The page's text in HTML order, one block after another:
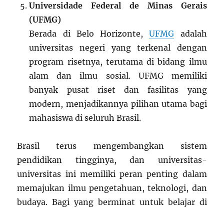
Universidade Federal de Minas Gerais
(UFMG)
Berada di Belo Horizonte,UFMG adalah
universitas negeri yang terkenal dengan
program risetnya, terutama di bidang ilmu
alam dan ilmu sosial. UFMG memiliki
banyak pusat riset dan fasilitas yang
modern, menjadikannya pilihan utama bagi
mahasiswa di seluruh Brasil.
Brasil terus mengembangkan sistem
pendidikan tingginya, dan universitas-
universitas ini memiliki peran penting dalam
memajukan ilmu pengetahuan, teknologi, dan
budaya. Bagi yang berminat untuk belajar di